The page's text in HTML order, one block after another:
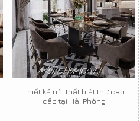
Thiết kế nội thất biệt thự cao
cấp tại Hải Phòng